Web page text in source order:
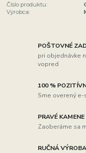
Číslo produktu:
Výrobca:
POŠTOVNÉ
pri objednávke
vopred
100 %
Sme overený e-
PRAVÉ KAMENE
Zaoberáme sa
RUČNÁ VÝROBA